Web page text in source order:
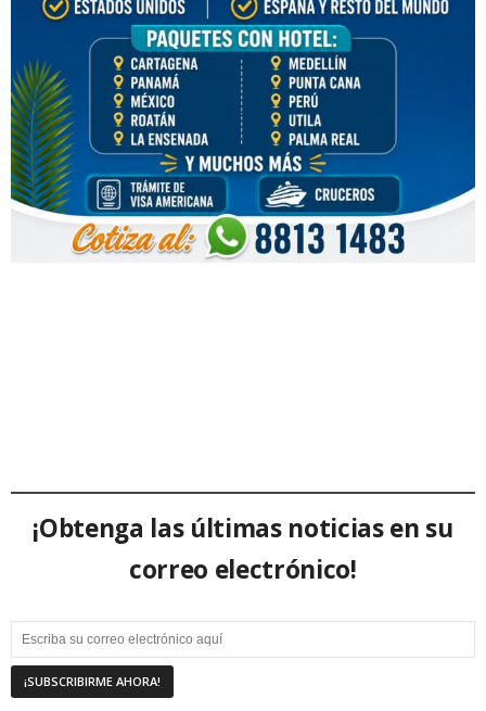
¡Obtenga las últimas noticias en su
correo electrónico!